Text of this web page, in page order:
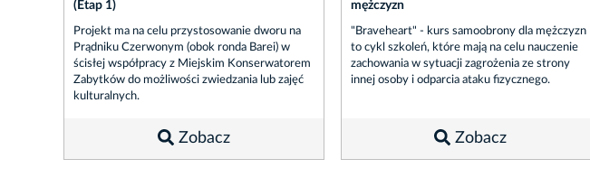
(Etap 1)
Projekt ma na celu przystosowanie dworu na
Prądniku Czerwonym (obok ronda Barei) w
ścisłej współpracy z Miejskim Konserwatorem
Zabytków do możliwości zwiedzania lub zajęć
kulturalnych.
Zobacz
mężczyzn
"Braveheart" - kurs samoobrony dla mężczyzn
to cykl szkoleń, które mają na celu nauczenie
zachowania w sytuacji zagrożenia ze strony
innej osoby i odparcia ataku fizycznego.
Zobacz